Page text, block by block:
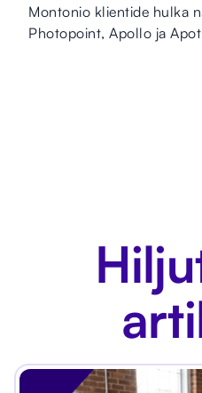
Montonio klientide hulka
Photopoint, Apollo ja